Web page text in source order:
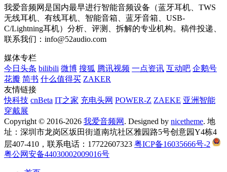
我爱音频网是国内最早进行智能音频设备（蓝牙耳机、TWS
无线耳机、有线耳机、智能音箱、蓝牙音箱、USB-
C/Lightning耳机）分析、评测、拆解的专业机构。稿件投递、
联系我们：info@52audio.com
媒体专栏
今日头条 bilibili 微博 搜狐 腾讯视频 一点资讯 互动吧 企鹅号
花瓣 简书 什么值得买 ZAKER
友情链接
快科技 cnBeta IT之家 充电头网 POWER-Z ZAEKE 亚洲智能
穿戴展
Copyright © 2016-2026 我爱音频网 . Designed by nicetheme. 地
址：深圳市龙岗区坂田街道南坑社区雅园路5号创意园Y4栋4
层407-410，联系电话：17722607323 粤ICP备16035666号-2
粤公网安备44030002009016号